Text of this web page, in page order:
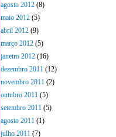
agosto 2012 (8)
maio 2012 (5)
abril 2012 (9)
março 2012 (5)
janeiro 2012 (16)
dezembro 2011 (12)
novembro 2011 (2)
outubro 2011 (5)
setembro 2011 (5)
agosto 2011 (1)
julho 2011 (7)